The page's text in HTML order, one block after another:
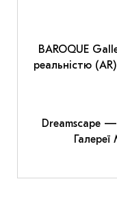
BAROQUE
реальністю
Dreamscape